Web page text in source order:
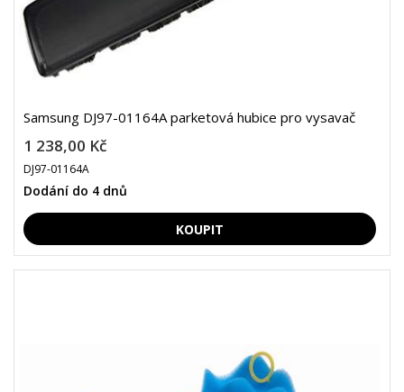
Samsung DJ97-01164A parketová hubice pro vysavač
1 238,00 Kč
DJ97-01164A
Dodání do 4 dnů